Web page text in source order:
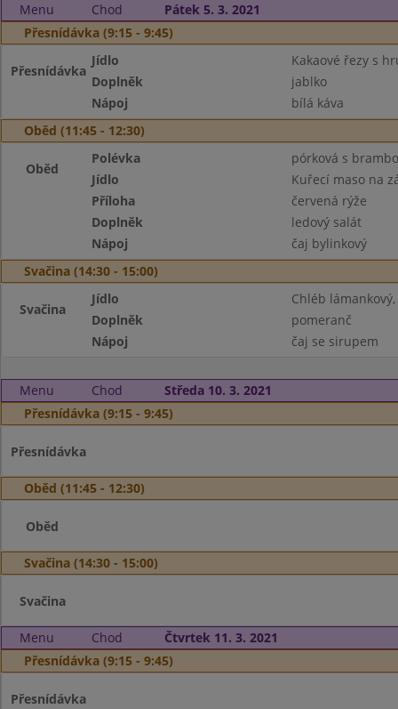
Menu
Chod
Pátek 5. 3. 2021
Přesnídávka (9:15 - 9:45)
Přesnídávka
Jídlo
Kakaové řezy s
Doplněk
jablko
Nápoj
bílá káva
Oběd (11:45 - 12:30)
Oběd
Polévka
pórková s
Jídlo
Kuřecí maso na
Příloha
červená rýže
Doplněk
ledový salát
Nápoj
čaj bylinkový
Svačina (14:30 - 15:00)
Svačina
Jídlo
Chléb
Doplněk
pomeranč
Nápoj
čaj se sirupem
Menu Chod
Středa 10. 3. 2021
Přesnídávka (9:15 - 9:45)
Přesnídávka
Oběd (11:45 - 12:30)
Oběd
Svačina (14:30 - 15:00)
Svačina
Menu Chod
Čtvrtek 11. 3. 2021
Přesnídávka (9:15 - 9:45)
Přesnídávka